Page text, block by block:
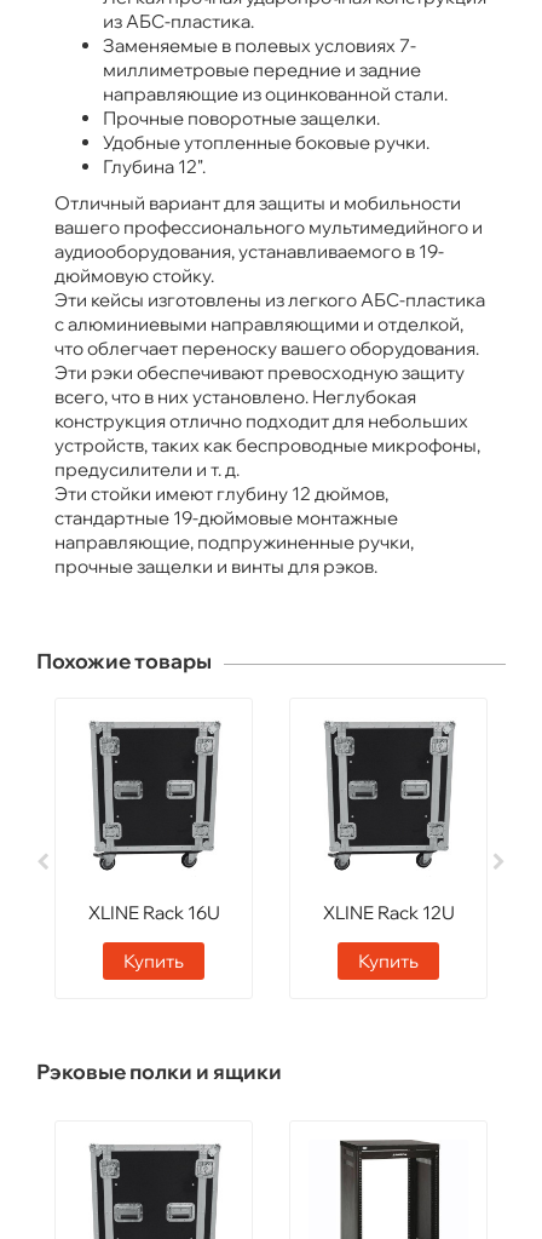
из АБС-пластика.
Заменяемые в полевых условиях 7-
миллиметровые передние и задние
направляющие из оцинкованной стали.
Прочные поворотные защелки.
Удобные утопленные боковые ручки.
Глубина 12".
Отличный вариант для защиты и мобильности
вашего профессионального мультимедийного и
аудиооборудования, устанавливаемого в 19-
дюймовую стойку.
Эти кейсы изготовлены из легкого АБС-пластика
с алюминиевыми направляющими и отделкой,
что облегчает переноску вашего оборудования.
Эти рэки обеспечивают превосходную защиту
всего, что в них установлено. Неглубокая
конструкция отлично подходит для небольших
устройств, таких как беспроводные микрофоны,
предусилители и т. д.
Эти стойки имеют глубину 12 дюймов,
стандартные 19-дюймовые монтажные
направляющие, подпружиненные ручки,
прочные защелки и винты для рэков.
Похожие товары
XLINE Rack 16U
Купить
XLINE Rack 12U
Купить
Рэковые полки и ящики